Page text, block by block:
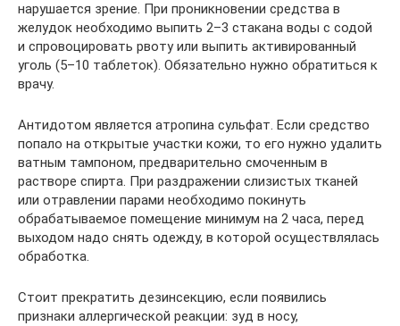
нарушается зрение. При проникновении средства в
желудок необходимо выпить 2–3 стакана воды с содой
и спровоцировать рвоту или выпить активированный
уголь (5–10 таблеток). Обязательно нужно обратиться к
врачу.
Антидотом является атропина сульфат. Если средство
попало на открытые участки кожи, то его нужно удалить
ватным тампоном, предварительно смоченным в
растворе спирта. При раздражении слизистых тканей
или отравлении парами необходимо покинуть
обрабатываемое помещение минимум на 2 часа, перед
выходом надо снять одежду, в которой осуществлялась
обработка.
Стоит прекратить дезинсекцию, если появились
признаки аллергической реакции: зуд в носу,